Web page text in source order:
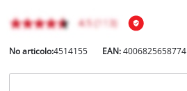
No articolo:4514155 EAN:4006825658774